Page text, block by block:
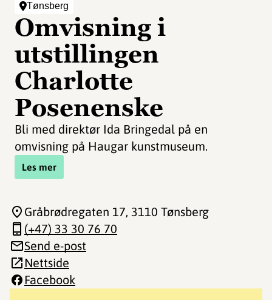
Tønsberg
Omvisning i
utstillingen
Charlotte
Posenenske
Bli med direktør Ida Bringedal på en
omvisning på Haugar kunstmuseum.
Les mer
Gråbrødregaten 17, 3110 Tønsberg
(+47) 33 30 76 70
Send e-post
Nettside
Facebook